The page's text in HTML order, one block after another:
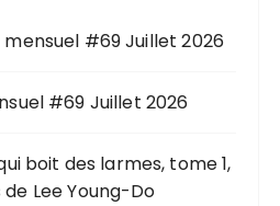
mensuel #69 Juillet 2026
#69 Juillet 2026
boit des larmes, tome 1,
Lee Young-Do